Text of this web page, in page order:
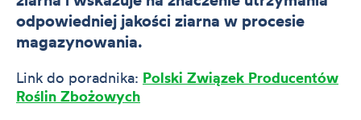
odpowiedniej jakości ziarna w procesie
magazynowania.
Link do poradnika: Polski Związek Producentów
Roślin Zbożowych